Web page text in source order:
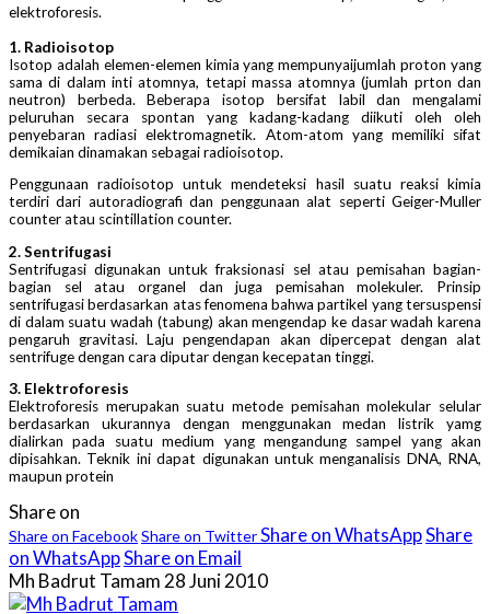
elektroforesis.
1. Radioisotop
Isotop adalah elemen-elemen kimia yang mempunyaijumlah proton yang
sama di dalam inti atomnya, tetapi massa atomnya (jumlah prton dan
neutron) berbeda. Beberapa isotop bersifat labil dan mengalami
peluruhan secara spontan yang kadang-kadang diikuti oleh oleh
penyebaran radiasi elektromagnetik. Atom-atom yang memiliki sifat
demikaian dinamakan sebagai radioisotop.
Penggunaan radioisotop untuk mendeteksi hasil suatu reaksi kimia
terdiri dari autoradiografi dan penggunaan alat seperti Geiger-Muller
counter atau scintillation counter.
2. Sentrifugasi
Sentrifugasi digunakan untuk fraksionasi sel atau pemisahan bagian-
bagian sel atau organel dan juga pemisahan molekuler. Prinsip
sentrifugasi berdasarkan atas fenomena bahwa partikel yang tersuspensi
di dalam suatu wadah (tabung) akan mengendap ke dasar wadah karena
pengaruh gravitasi. Laju pengendapan akan dipercepat dengan alat
sentrifuge dengan cara diputar dengan kecepatan tinggi.
3. Elektroforesis
Elektroforesis merupakan suatu metode pemisahan molekular selular
berdasarkan ukurannya dengan menggunakan medan listrik yamg
dialirkan pada suatu medium yang mengandung sampel yang akan
dipisahkan. Teknik ini dapat digunakan untuk menganalisis DNA, RNA,
maupun protein
Share on
Share on FacebookShare on TwitterShare on WhatsAppShare
on WhatsAppShare on Email
Mh Badrut Tamam 28 Juni 2010